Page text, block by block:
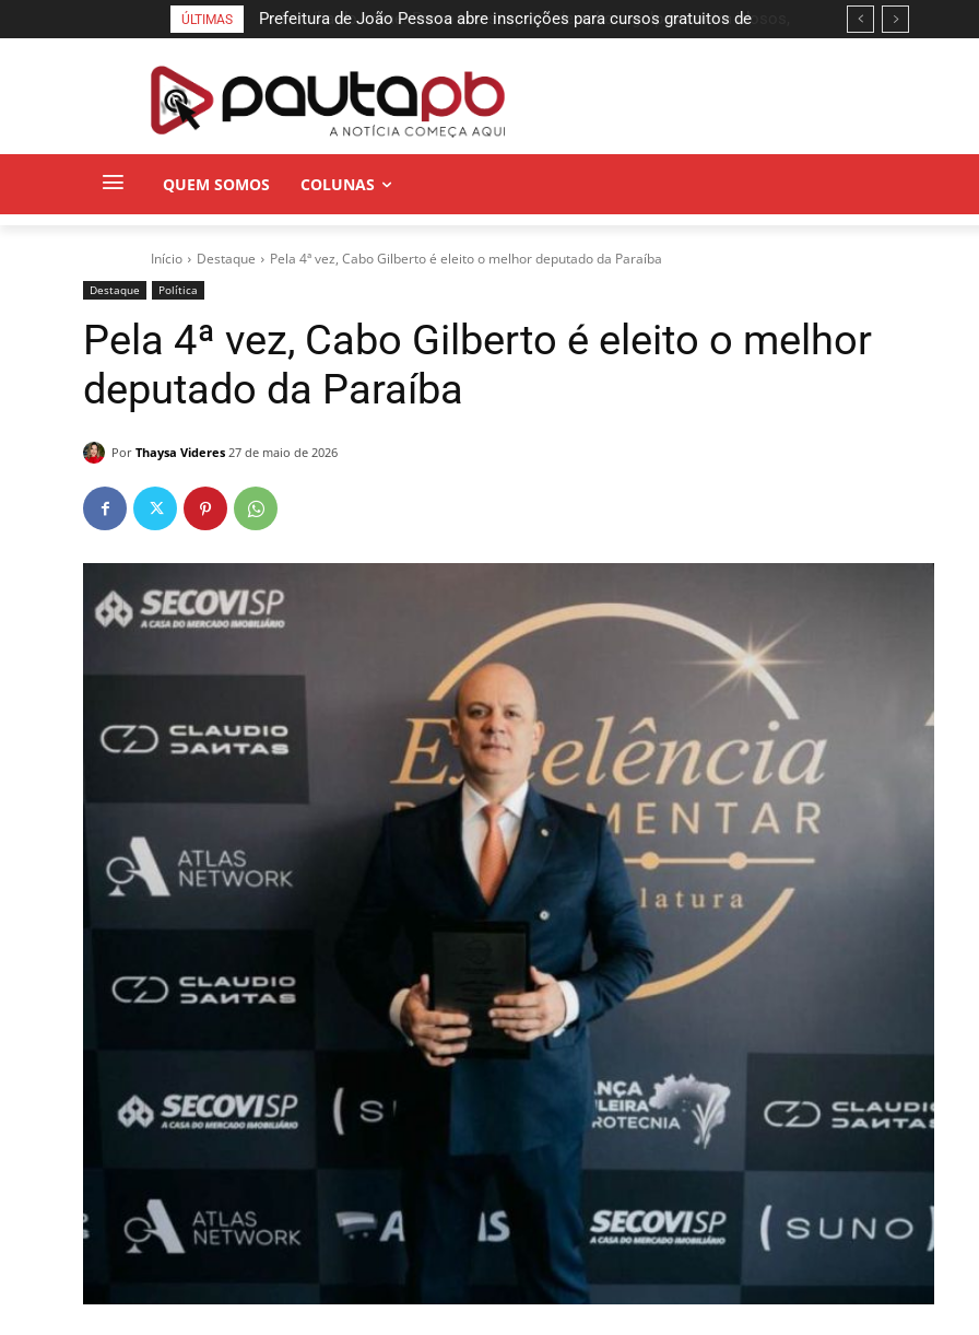
ÚLTIMAS
Família do crime: Preso trio suspeito de aplicar golpes contra idosos,
QUEM SOMOS COLUNAS
Início Destaque Pela 4ª vez, Cabo Gilberto é eleito o melhor deputado da Paraíba
Destaque Política
Pela 4ª vez, Cabo Gilberto é eleito o melhor
deputado da Paraíba
Por Thaysa Videres 27 de maio de 2026